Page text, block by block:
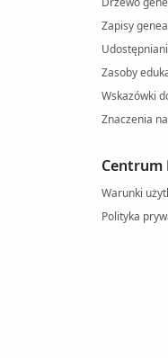
Zapisy
Zasoby
Wskazówki
Znaczenia
Centrum
Warunki
Polityka